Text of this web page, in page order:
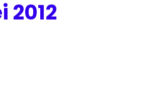
2012